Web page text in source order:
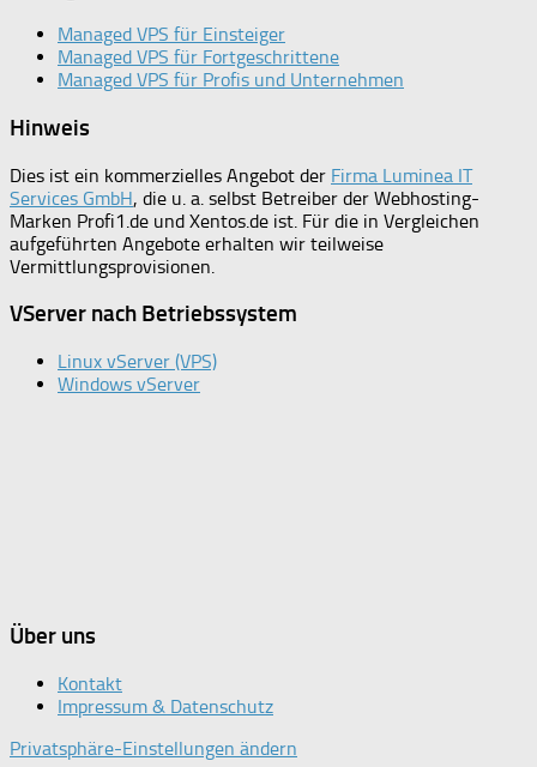
Managed VPS für Einsteiger
Managed VPS für Fortgeschrittene
Managed VPS für Profis und Unternehmen
Hinweis
Dies ist ein kommerzielles Angebot der Firma Luminea IT
Services GmbH, die u. a. selbst Betreiber der Webhosting-
Marken Profi1.de und Xentos.de ist. Für die in Vergleichen
aufgeführten Angebote erhalten wir teilweise
Vermittlungsprovisionen.
VServer nach Betriebssystem
Linux vServer (VPS)
Windows vServer
Über uns
Kontakt
Impressum & Datenschutz
Privatsphäre-Einstellungen ändern